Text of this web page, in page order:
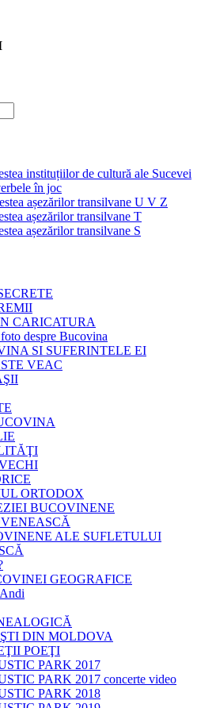
instituțiilor de cultură ale Sucevei
în joc
așezărilor transilvane U V Z
așezărilor transilvane T
așezărilor transilvane S
CARICATURA
despre Bucovina
SI SUFERINTELE EI
VEAC
ORTODOX
BUCOVINENE
ALE SUFLETULUI
GEOGRAFICE
DIN MOLDOVA
POEŢI
PARK 2017
PARK 2017 concerte video
PARK 2018